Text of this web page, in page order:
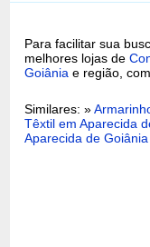
Para facilitar sua
melhores lojas de
Goiânia e região,
Similares: »
Têxtil em Aparecida
Aparecida de Goiânia